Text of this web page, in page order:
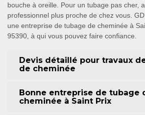
bouche à oreille. Pour un tubage pas cher,
professionnel plus proche de chez vous.
une entreprise de tubage de cheminée à
95390, à qui vous pouvez faire confiance.
Devis détaillé pour travaux
de cheminée
Bonne entreprise de tubage
cheminée à Saint Prix